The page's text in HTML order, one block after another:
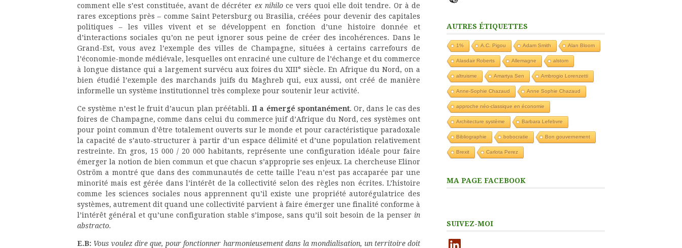
comment elle s’est constituée, avant de décréter ex nihiloce vers quoi elle doit tendre. Or à de
rares exceptions près – comme Saint Petersburg ou Brasilia, créées pour devenir des capitales
politiques – les villes vivent et se développent en fonction d’une histoire donnée et
d’interactions sociales qu’on ne peut ignorer sous peine de créer des incohérences. Dans le
Grand-Est, vous avez l’exemple des villes de Champagne, situées à certains carrefours de
l’économie-monde médiévale, lesquelles ont enraciné une culture de l’échange et du commerce
à longue distance qui a largement survécu aux foires du XIII° siècle. En Afrique du Nord, on a
bien étudié l’exemple des marchands juifs du Maghreb qui, eux aussi, ont créé de manière
informelle un système institutionnel très complexe pour soutenir leur activité.
Ce système n’est le fruit d’aucun plan préétabli. Il a émergé spontanément. Or, dans le cas des
foires de Champagne, comme dans celui du commerce juif d’Afrique du Nord, ces systèmes ont
pour point commun d’être totalement ouverts sur le monde et pour caractéristique paradoxale
la capacité de s’auto-structurer à partir d’un espace délimité et d’une population relativement
restreinte. En gros, 15 000 / 20 000 habitants, représente une configuration idéale pour faire
émerger la notion de bien commun et que chacun s’approprie ses enjeux. La chercheuse Elinor
Oström a montré que dans des communautés de cette taille l’eau n’est pas accaparée par une
minorité mais est gérée dans l’intérêt de la collectivité selon des règles non écrites. L’histoire
comme les sciences sociales nous apprennent qu’il existe une propriété autorégulatrice des
systèmes, autrement dit quand une collectivité parvient à faire émerger une finalité conforme à
l’intérêt général et qu’une configuration stable s’impose, sans qu’il soit besoin de la penser in
abstracto.
E.B: Vous voulez dire que, pour fonctionner harmonieusement dans la mondialisation, un territoire doit
AUTRES ÉTIQUETTES
1% A.C. Pigou Adam Smith Alan Bloom
Alasdair Roberts Allemagne alstom
altruisme Amartya Sen Ambrogio Lorenzetti
Anne-Sophie Chazaud Anne Sophie Chazaud
approche néo-classique en économie
Architecture système Barbara Lefebvre
Bibliographie bobocratie Bon gouvernement
Brexit Carlota Perez
MA PAGE FACEBOOK
SUIVEZ-MOI
LinkedIn